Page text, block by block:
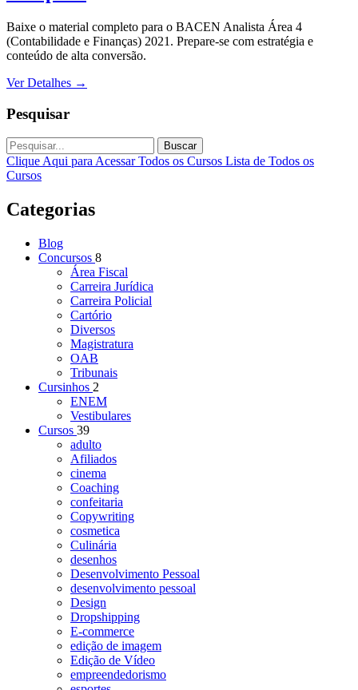
Baixe o material completo para o BACEN Analista Área 4
(Contabilidade e Finanças) 2021. Prepare-se com estratégia e
conteúdo de alta conversão.
Ver Detalhes →
Pesquisar
Buscar
Clique Aqui para Acessar Todos os Cursos Lista de Todos os
Cursos
Categorias
Blog
Concursos 8
Área Fiscal
Carreira Jurídica
Carreira Policial
Cartório
Diversos
Magistratura
OAB
Tribunais
Cursinhos 2
ENEM
Vestibulares
Cursos 39
adulto
Afiliados
cinema
Coaching
confeitaria
Copywriting
cosmetica
Culinária
desenhos
Desenvolvimento Pessoal
desenvolvimento pessoal
Design
Dropshipping
E-commerce
edição de imagem
Edição de Vídeo
empreendedorismo